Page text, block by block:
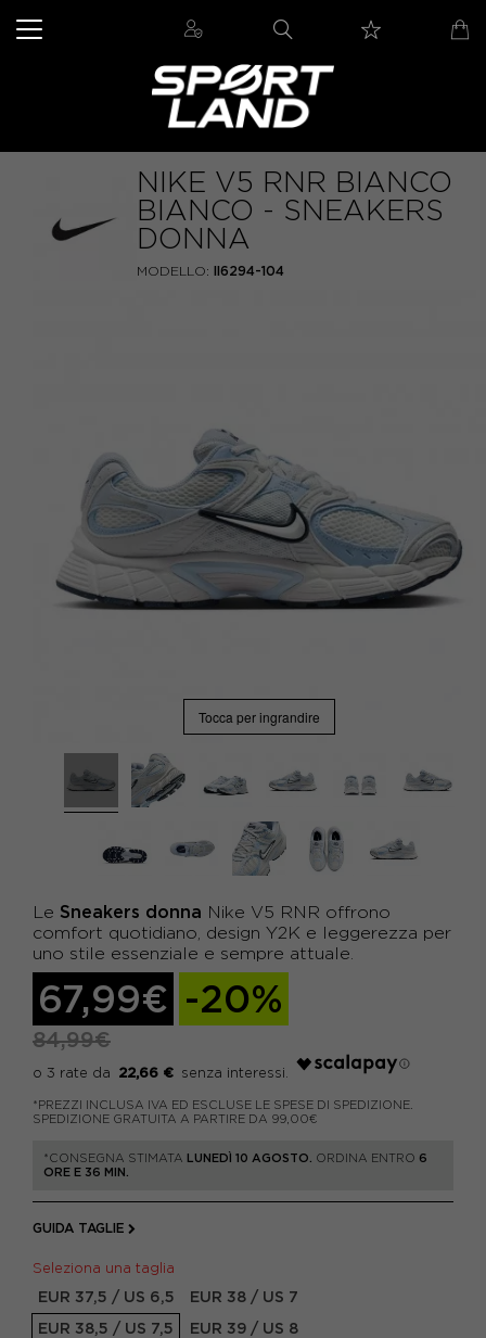
NIKE V5 RNR BIANCO
BIANCO - SNEAKERS
DONNA
MODELLO: II6294-104
Tocca per ingrandire
Le Sneakers donna Nike V5 RNR offrono
comfort quotidiano, design Y2K e leggerezza per
uno stile essenziale e sempre attuale.
67,99€ -20%
84,99€
22,66 €
*PREZZI INCLUSA IVA ED ESCLUSE LE SPESE DI SPEDIZIONE.
SPEDIZIONE GRATUITA A PARTIRE DA 99,00€
*CONSEGNA STIMATA LUNEDÌ 10 AGOSTO. ORDINA ENTRO 6
ORE E 36 MIN.
GUIDA TAGLIE
Seleziona una taglia
EUR 37,5 / US 6,5
EUR 38 / US 7
EUR 38,5 / US 7,5
EUR 39 / US 8